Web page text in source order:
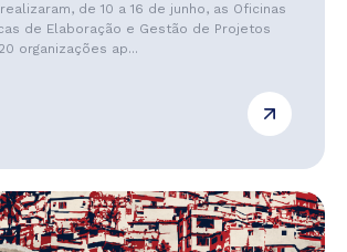
realizaram, de 10 a 16 de junho, as Oficinas
de Elaboração e Gestão de Projetos
organizações ap...